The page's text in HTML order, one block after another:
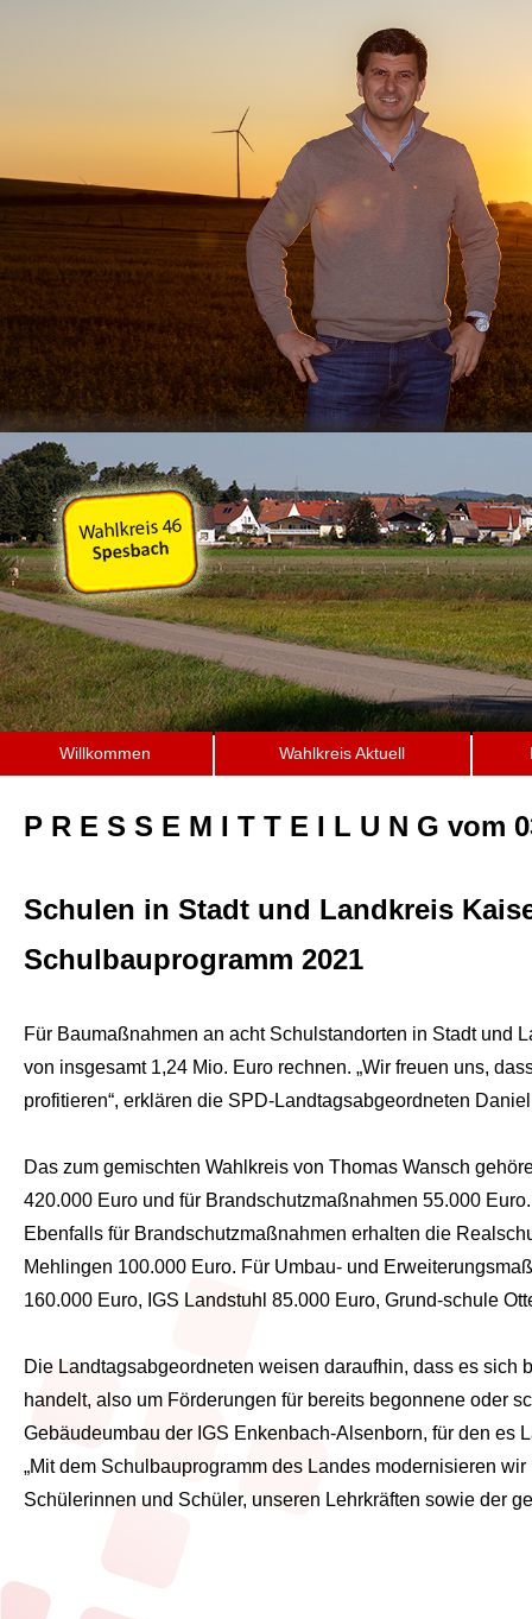
Willkommen Wahlkreis Aktuell
P R E S S E M I T T E I L U N G vom
Schulen in Stadt und Landkreis
Schulbauprogramm 2021
Für Baumaßnahmen an acht Schulstandorten in Stadt und
von insgesamt 1,24 Mio. Euro rechnen. „Wir freuen uns,
profitieren“, erklären die SPD-Landtagsabgeordneten
Das zum gemischten Wahlkreis von Thomas Wansch
420.000 Euro und für Brandschutzmaßnahmen 55.000 Euro.
Ebenfalls für Brandschutzmaßnahmen erhalten die
Mehlingen 100.000 Euro. Für Umbau- und
160.000 Euro, IGS Landstuhl 85.000 Euro, Grund-schule
Die Landtagsabgeordneten weisen daraufhin, dass es sich
handelt, also um Förderungen für bereits begonnene oder
Gebäudeumbau der IGS Enkenbach-Alsenborn, für den es
„Mit dem Schulbauprogramm des Landes modernisieren
Schülerinnen und Schüler, unseren Lehrkräften sowie der